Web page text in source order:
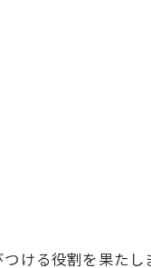
ける役割を果たし